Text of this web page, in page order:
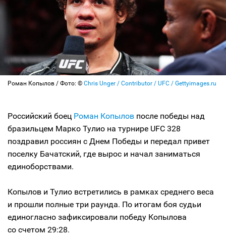
Роман Копылов / Фото: © Chris Unger / Contributor / UFC / Gettyimages.ru
Российский боец Роман Копылов после победы над
бразильцем Марко Тулио на турнире UFC 328
поздравил россиян с Днем Победы и передал привет
поселку Бачатский, где вырос и начал заниматься
единоборствами.
Копылов и Тулио встретились в рамках среднего веса
и прошли полные три раунда. По итогам боя судьи
единогласно зафиксировали победу Копылова
со счетом 29:28.